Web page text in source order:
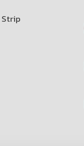
Strip